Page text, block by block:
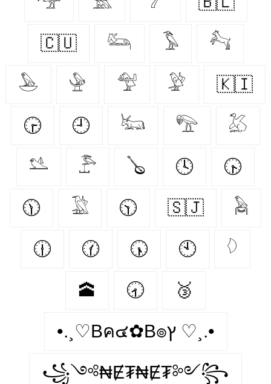
🇨🇺 𓃛 𓅣 𓃚
𓅅 𓅈 𓅵 𓅶 🇰🇮
🕞 🕘 𓃜 𓅟 𓅷
𓅎 𓅤 🪕 🕓 🕟
🕦 𓅁 🕥 🇸🇯 𓅉
🕧 🕜 🕠 🕙 𓆠
🕋 🕣 🥉
•.¸♡Bค๔✿B๏ץ ♡¸.•
꧁༺₦Ɇ₮₦Ɇ₮༻꧂